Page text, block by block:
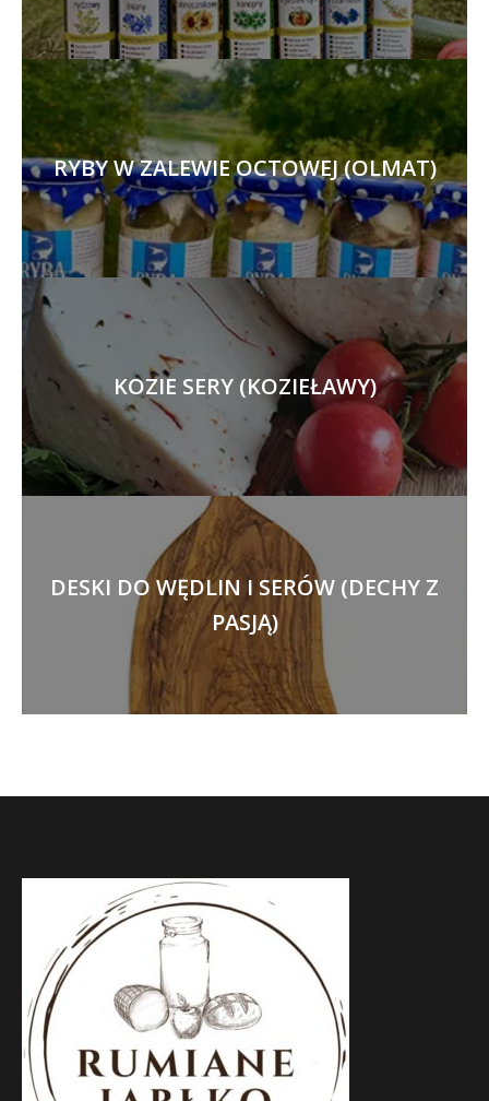
RYBY W ZALEWIE OCTOWEJ (OLMAT)
KOZIE SERY (KOZIEŁAWY)
DESKI DO WĘDLIN I SERÓW (DECHY Z
PASJĄ)